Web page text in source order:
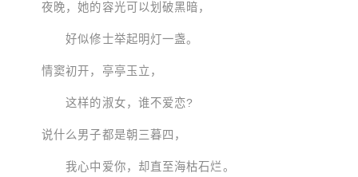
夜晚，她的容光可以划破黑暗，
好似修士举起明灯一盏。
情窦初开，亭亭玉立，
这样的淑女，谁不爱恋?
说什么男子都是朝三暮四，
我心中爱你，却直至海枯石烂。